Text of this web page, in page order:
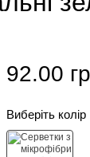
92.00
Виберіть колір